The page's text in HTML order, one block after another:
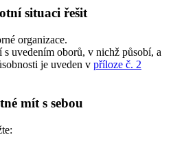
situaci řešit
organizace.
s uvedením oborů, v nichž působí, a
je uveden v příloze č. 2
mít s sebou